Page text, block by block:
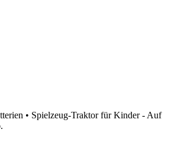
• Spielzeug-Traktor für Kinder - Auf